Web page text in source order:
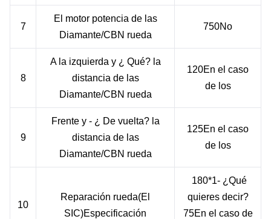
7
El motor potencia de las
Diamante/CBN rueda
750No
8
A la izquierda y ¿ Qué? la
distancia de las
Diamante/CBN rueda
120En el caso
de los
9
Frente y - ¿ De vuelta? la
distancia de las
Diamante/CBN rueda
125En el caso
de los
10
Reparación rueda(El
SIC)Especificación
 180*1- ¿Qué
quieres decir?
75En el caso de